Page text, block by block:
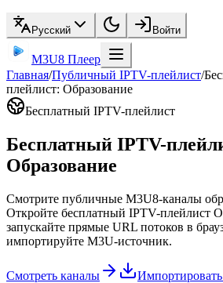
Русский Войти
M3U8 Плеер
Главная/Публичный IPTV-плейлист/
плейлист: Образование
Бесплатный IPTV-плейлист
Бесплатный IPTV-
Образование
Смотрите публичные M3U8-каналы
Откройте бесплатный IPTV-плейлист
запускайте прямые URL потоков в
импортируйте M3U-источник.
Смотреть каналы